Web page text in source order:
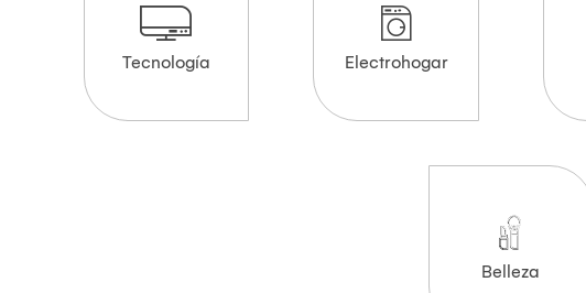
Tecnología Electrohogar
Belleza